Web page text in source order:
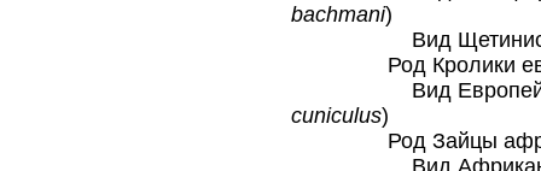
bachmani)
Вид
Род Кролики
Вид
cuniculus)
Род Зайцы
Вид